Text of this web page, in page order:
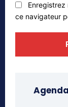
Enregistrez
ce navigateur